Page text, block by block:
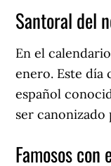
Santoral del
En el
enero. Este día
español
ser canonizado
Famosos con